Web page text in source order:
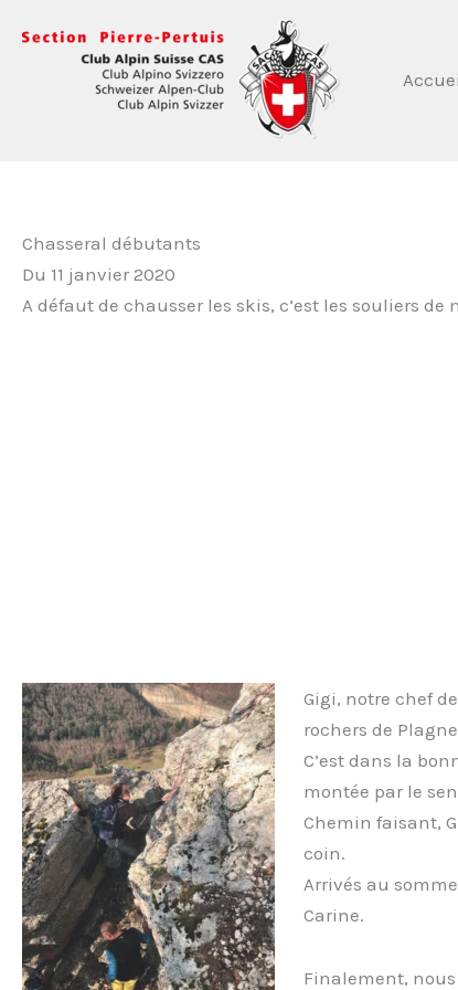
Chasseral débutants
Du 11 janvier 2020
A défaut de chausser les skis, c’est les souliers
Gigi, notre chef
rochers de
C’est dans la
montée par le
Chemin faisant,
coin.
Arrivés au
Carine.
Finalement,